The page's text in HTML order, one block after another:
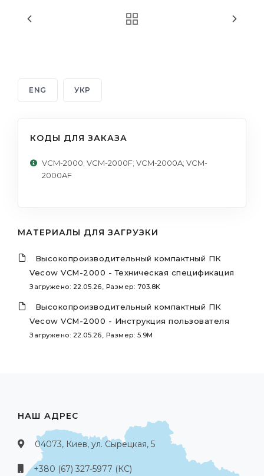
ENG УКР
КОДЫ ДЛЯ ЗАКАЗА
VCM-2000; VCM-2000F; VCM-2000A; VCM-
2000AF
МАТЕРИАЛЫ ДЛЯ ЗАГРУЗКИ
Высокопроизводительный компактный ПК
Vecow VCM-2000 - Техническая спецификация
Загружено: 22.05.26, Размер: 703.8K
Высокопроизводительный компактный ПК
Vecow VCM-2000 - Инструкция пользователя
Загружено: 22.05.26, Размер: 5.9M
НАШ АДРЕС
04073, Киев, ул. Сырецкая, 5
+380 (67) 327-5977 (КС)